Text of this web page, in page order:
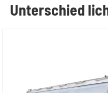
Unterschied